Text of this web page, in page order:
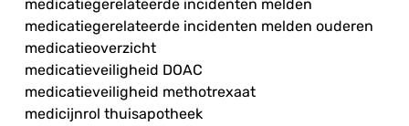
medicatiegerelateerde incidenten melden
medicatiegerelateerde incidenten melden ouderen
medicatieoverzicht
medicatieveiligheid DOAC
medicatieveiligheid methotrexaat
medicijnrol thuisapotheek